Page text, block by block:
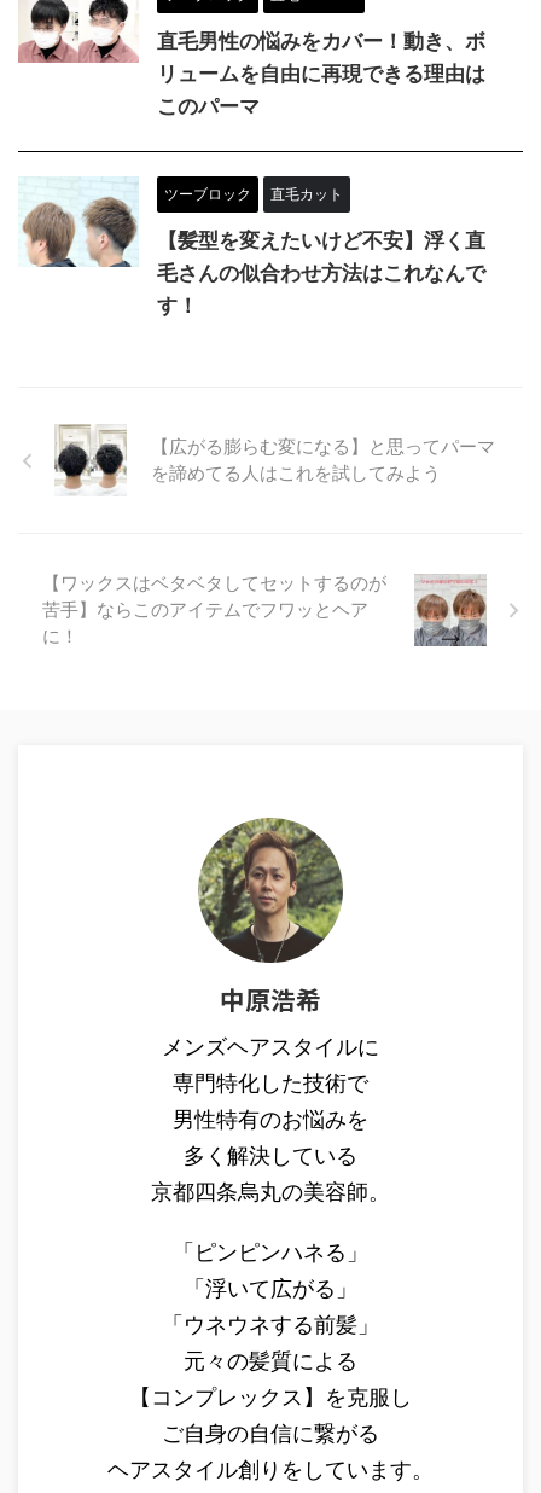
直毛男性の悩みをカバー！動き、ボ
リュームを自由に再現できる理由は
このパーマ
ツーブロック 直毛カット
【髪型を変えたいけど不安】浮く直
毛さんの似合わせ方法はこれなんで
す！
【広がる膨らむ変になる】と思ってパーマ
を諦めてる人はこれを試してみよう
【ワックスはベタベタしてセットするのが
苦手】ならこのアイテムでフワッとヘア
に！
中原浩希
メンズヘアスタイルに
専門特化した技術で
男性特有のお悩みを
多く解決している
京都四条烏丸の美容師。
「ピンピンハネる」
「浮いて広がる」
「ウネウネする前髪」
元々の髪質による
【コンプレックス】を克服し
ご自身の自信に繋がる
ヘアスタイル創りをしています。